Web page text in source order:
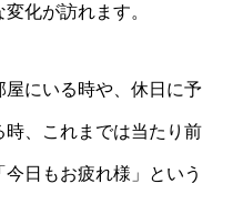
化が訪れます。
にいる時や、休日に予
、これまでは当たり前
日もお疲れ様」という